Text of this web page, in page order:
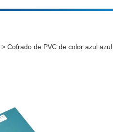
> Cofrado de PVC de color azul azul